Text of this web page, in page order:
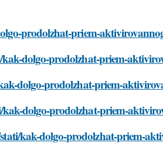
prodolzhat-priem-
kak-dolgo-prodolzhat-priem-
dolgo-prodolzhat-priem-
dolgo-prodolzhat-priem-
kak-dolgo-prodolzhat-priem-